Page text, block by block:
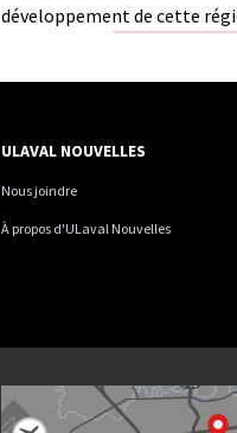
développement de cette
ULAVAL NOUVELLES
Nous joindre
À propos d'ULaval Nouvelles